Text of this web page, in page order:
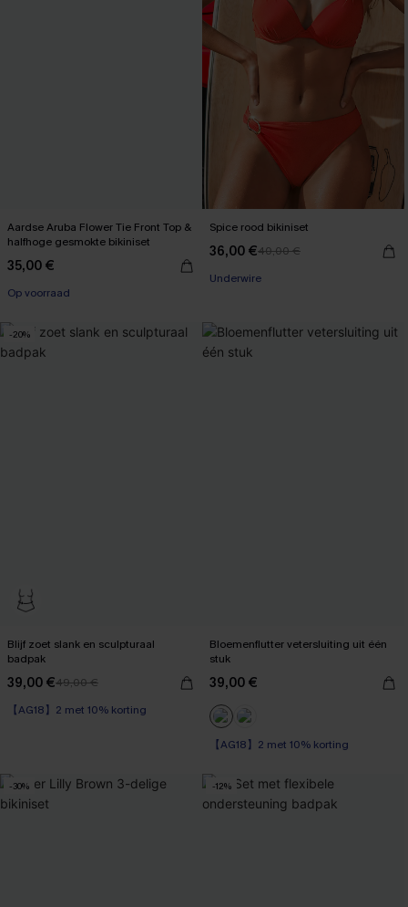
Aardse Aruba Flower Tie Front Top &
halfhoge gesmokte bikiniset
35,00 €
Op voorraad
Spice rood bikiniset
36,00 €40,00 €
Underwire
-20%
Blijf zoet slank en sculpturaal
badpak
39,00 €49,00 €
【AG18】2 met 10% korting
Op voorraad
Bloemenflutter vetersluiting uit één
stuk
39,00 €
【AG18】2 met 10% korting
Op voorraad
-30% -12%